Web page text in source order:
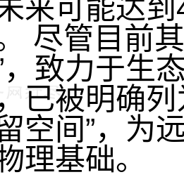
来可能达
尽管目前
，致力于生
已被明确
空间”，为
理基础。